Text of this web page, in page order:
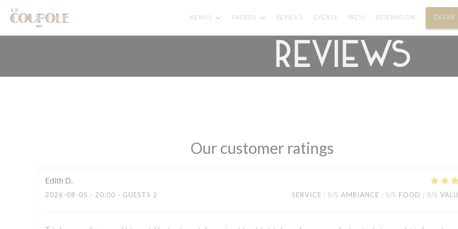
Personalizing your cookie choices
MENUS PHOTOS REVIEWS EVENTS PRESS RESERVATION OFFRIR
Reviews
Our customer ratings
Edith D
2026-08-05 - 20:00 - GUESTS 2 SERVICE : 5/5 AMBIANCE : 5/5 FOOD : 5/5